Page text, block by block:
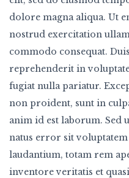
dolore magna aliqua. Ut
nostrud exercitation
commodo consequat.
reprehenderit in
fugiat nulla pariatur.
non proident, sunt in
anim id est laborum. Sed
natus error sit
laudantium, totam rem
inventore veritatis et